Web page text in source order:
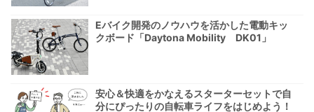
Eバイク開発のノウハウを活かした電動キッ
クボード「Daytona Mobility DK01」
安心＆快適をかなえるスターターセットで自
分にぴったりの自転車ライフをはじめよう！